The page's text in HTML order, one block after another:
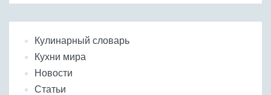
Кулинарный словарь
Кухни мира
Новости
Статьи